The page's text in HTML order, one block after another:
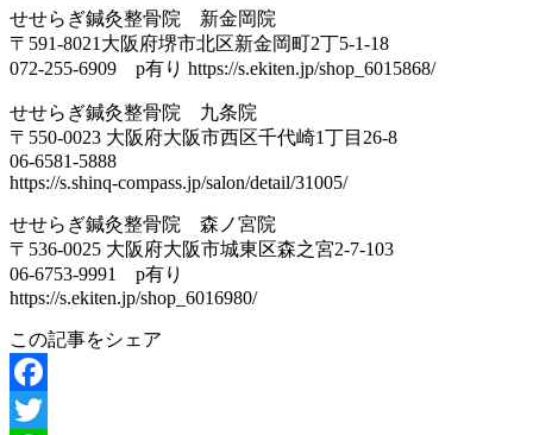
せせらぎ鍼灸整骨院 新金岡院
〒591-8021大阪府堺市北区新金岡町2丁5-1-18
072-255-6909 p有り https://s.ekiten.jp/shop_6015868/
せせらぎ鍼灸整骨院 九条院
〒550-0023 大阪府大阪市西区千代崎1丁目26-8
06-6581-5888
https://s.shinq-compass.jp/salon/detail/31005/
せせらぎ鍼灸整骨院 森ノ宮院
〒536-0025 大阪府大阪市城東区森之宮2-7-103
06-6753-9991 p有り
https://s.ekiten.jp/shop_6016980/
この記事をシェア
Facebook